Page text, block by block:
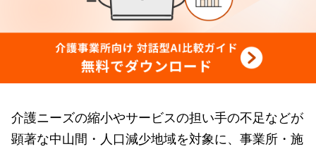
介護ニーズの縮小やサービスの担い手の不足などが
顕著な中山間・人口減少地域を対象に、事業所・施